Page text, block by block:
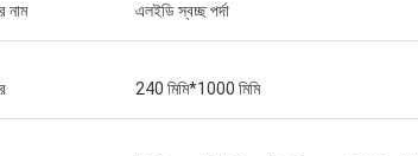
নাম এলইডি স্বচ্ছ পর্দা
240 মিমি*1000 মিমি